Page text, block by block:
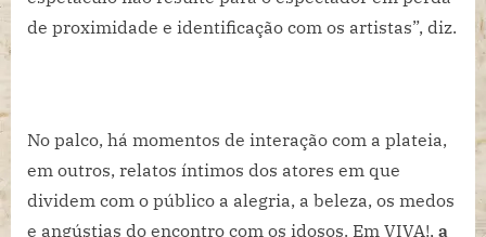
de proximidade e identificação com os artistas”, diz.
No palco, há momentos de interação com a plateia,
em outros, relatos íntimos dos atores em que
dividem com o público a alegria, a beleza, os medos
e angústias do encontro com os idosos. Em VIVA!, a